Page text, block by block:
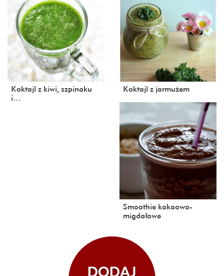
Koktajl z kiwi, szpinaku
i…
Koktajl z jarmużem
Smoothie kakaowo-
migdałowe